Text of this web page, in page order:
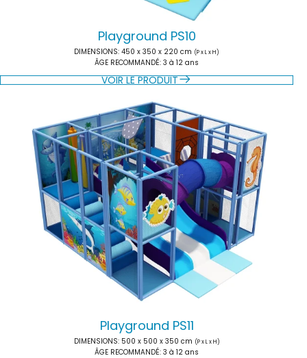
Playground PS10
DIMENSIONS: 450 x 350 x 220 cm (P x L x H)
ÂGE RECOMMANDÉ: 3 à 12 ans
VOIR LE PRODUIT
Playground PS11
DIMENSIONS: 500 x 500 x 350 cm (P x L x H)
ÂGE RECOMMANDÉ: 3 à 12 ans